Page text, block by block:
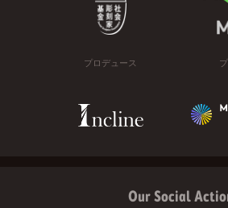
プロデュース
Our Social